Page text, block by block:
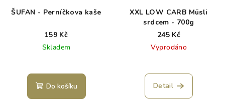
ŠUFAN - Perníčkova kaše
159 Kč
Skladem
Do košíku
XXL LOW CARB Müsli
srdcem - 700g
245 Kč
Vyprodáno
Detail